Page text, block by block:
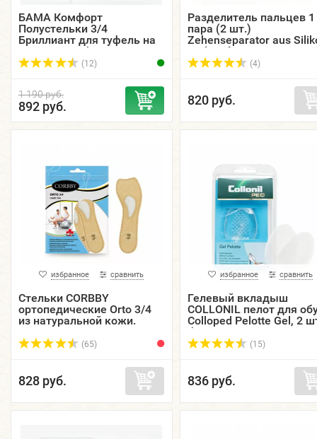
БАМА Комфорт
Полустельки 3/4
Бриллиант для туфель на
высоком каблуке.
(12)
1 190 руб.
892 руб.
Разделитель пальцев 1
пара (2 шт.)
Zehenseparator aus
Pedi Soft BORT.
(4)
820 руб.
избранное сравнить
Стельки CORBBY
ортопедические Orto 3/4
из натуральной кожи.
(65)
828 руб.
избранное сравнить
Гелевый вкладыш
COLLONIL пелот для
Colloped Pelotte Gel, 2
безразмерные.
(15)
836 руб.